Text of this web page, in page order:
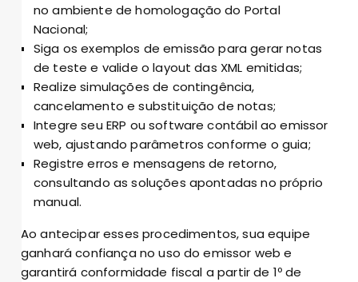
no ambiente de homologação do Portal
Nacional;
Siga os exemplos de emissão para gerar notas
de teste e valide o layout das XML emitidas;
Realize simulações de contingência,
cancelamento e substituição de notas;
Integre seu ERP ou software contábil ao emissor
web, ajustando parâmetros conforme o guia;
Registre erros e mensagens de retorno,
consultando as soluções apontadas no próprio
manual.
Ao antecipar esses procedimentos, sua equipe
ganhará confiança no uso do emissor web e
garantirá conformidade fiscal a partir de 1º de